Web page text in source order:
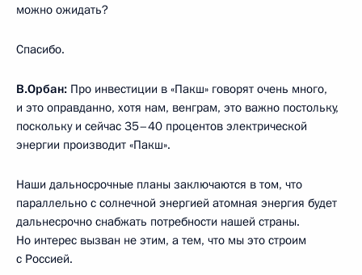
можно ожидать?
Спасибо.
В.Орбан: Про инвестиции в «Пакш» говорят очень много,
и это оправданно, хотя нам, венграм, это важно постольку,
поскольку и сейчас 35–40 процентов электрической
энергии производит «Пакш».
Наши дальносрочные планы заключаются в том, что
параллельно с солнечной энергией атомная энергия будет
дальнесрочно снабжать потребности нашей страны.
Но интерес вызван не этим, а тем, что мы это строим
с Россией.